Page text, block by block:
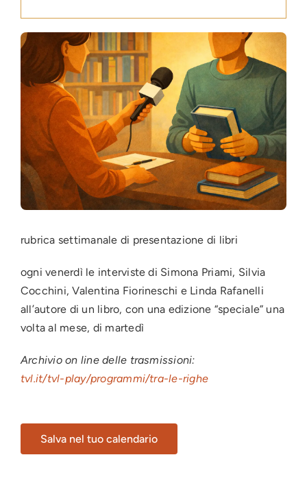
Press
News
Login
rubrica settimanale di presentazione di libri
ogni venerdì le interviste di Simona Priami, Silvia
Cocchini, Valentina Fiorineschi e Linda Rafanelli
all’autore di un libro, con una edizione “speciale” una
volta al mese, di martedì
Archivio on line delle trasmissioni:
tvl.it/tvl-play/programmi/tra-le-righe
Salva nel tuo calendario